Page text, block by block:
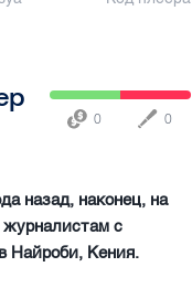
0 0
назад, наконец, на
журналистам с
Найроби, Кения.